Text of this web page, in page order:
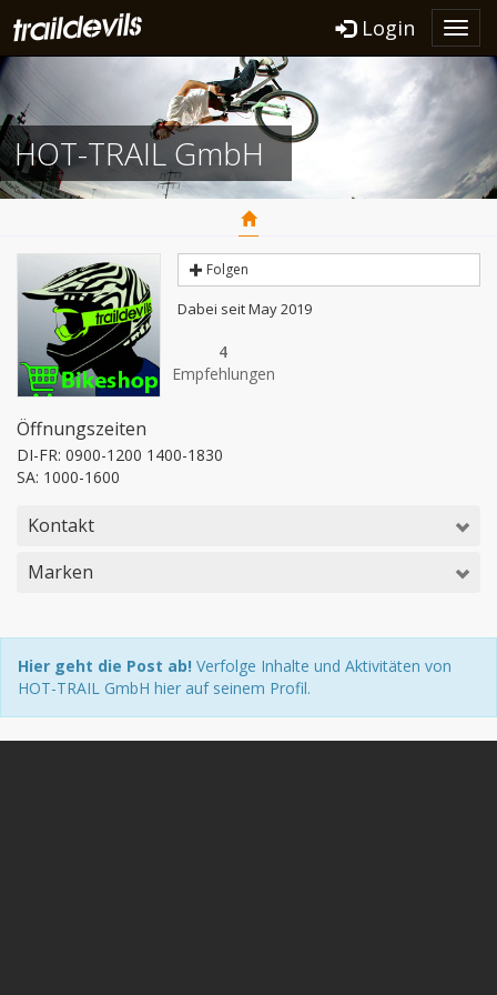
Login
HOT-TRAIL GmbH
Folgen
Dabei seit May 2019
4
Empfehlungen
Öffnungszeiten
DI-FR: 0900-1200 1400-1830
SA: 1000-1600
Kontakt
Marken
Hier geht die Post ab! Verfolge Inhalte und Aktivitäten von
HOT-TRAIL GmbH hier auf seinem Profil.